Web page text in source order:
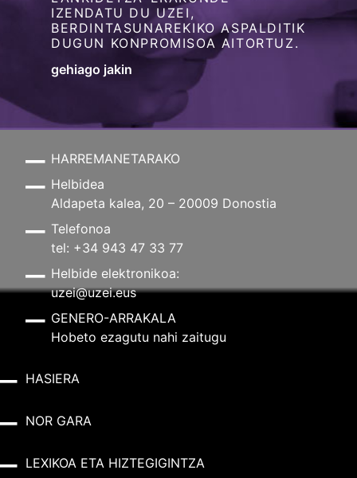
IZENDATU DU UZEI,
BERDINTASUNAREKIKO ASPALDITIK
DUGUN KONPROMISOA AITORTUZ.
gehiago jakin
HARREMANETARAKO
Helbidea
Aldapeta kalea, 20 – 20009 Donostia
Telefonoa
tel: +34 943 47 33 77
Helbide elektronikoa:
uzei@uzei.eus
GENERO-ARRAKALA
Hobeto ezagutu nahi zaitugu
HASIERA
NOR GARA
LEXIKOA ETA HIZTEGIGINTZA